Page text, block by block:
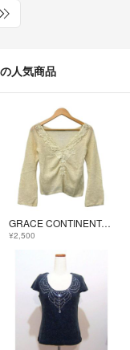
人気商品
GRACE CONTINENTAL(グレースコンチネンタル) 長袖セーター サイズ36 S レディース - アイボリー Vネック/刺繍
¥2,500